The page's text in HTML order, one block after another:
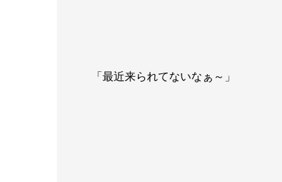
「最近来られてないなぁ～」